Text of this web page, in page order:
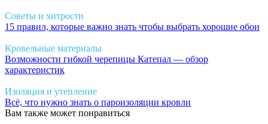
Советы и хитрости
15 правил, которые важно знать чтобы выбрать хорошие обои
Кровельные материалы
Возможности гибкой черепицы Катепал — обзор
характеристик
Изоляция и утепление
Всё, что нужно знать о пароизоляции кровли
Вам также может понравиться